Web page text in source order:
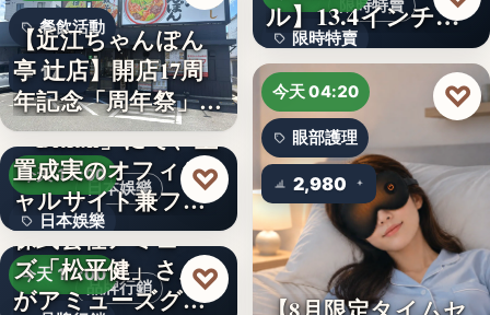
餐飲活動
17
【近江ちゃんぽん
亭 辻店】開店17周
年記念「周年祭」開
催…
日本娛樂
今天 17:00
日本娛樂
730円
「Bitfan」にて、玉
置成実のオフィシ
ャルサイト兼フ
ァ…
♡
品牌行銷
今天 17:00
株式会社アミュー
ズ「松平健」さん
がアミューズグル
♡
限時特賣
限時特賣
文字
ル】13.4インチ大
画面…
今天 04:20
眼部護理
2,980
♡